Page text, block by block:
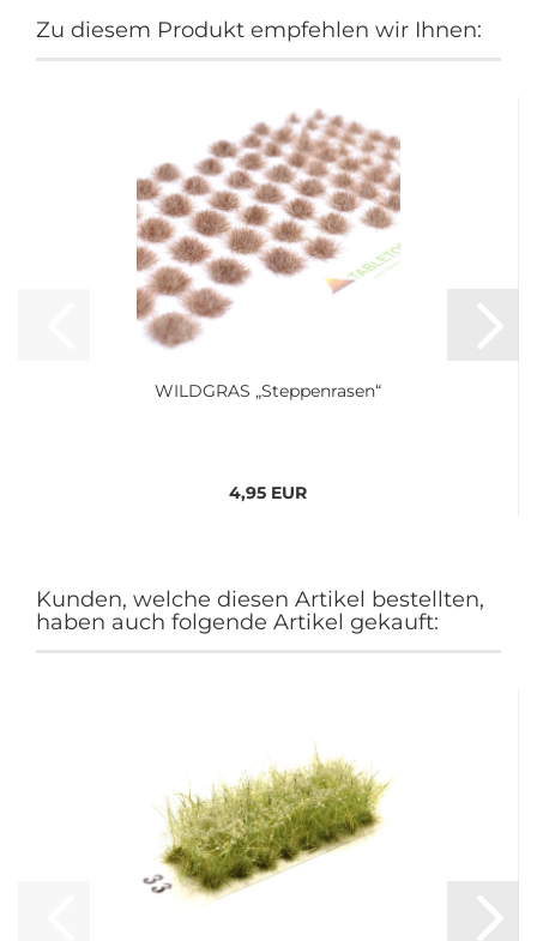
Zu diesem Produkt empfehlen wir Ihnen:
WILDGRAS „Steppenrasen“
4,95 EUR
Kunden, welche diesen Artikel bestellten,
haben auch folgende Artikel gekauft: